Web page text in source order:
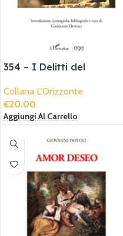
354 – I Delitti del
Collana L'Orizzonte
€20.00
Aggiungi Al Carrello